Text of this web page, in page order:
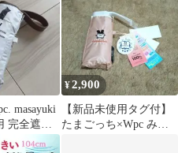
masayuki
完全遮光
¥2,900
【新品未使用タグ付】
たまごっち×Wpc みみ